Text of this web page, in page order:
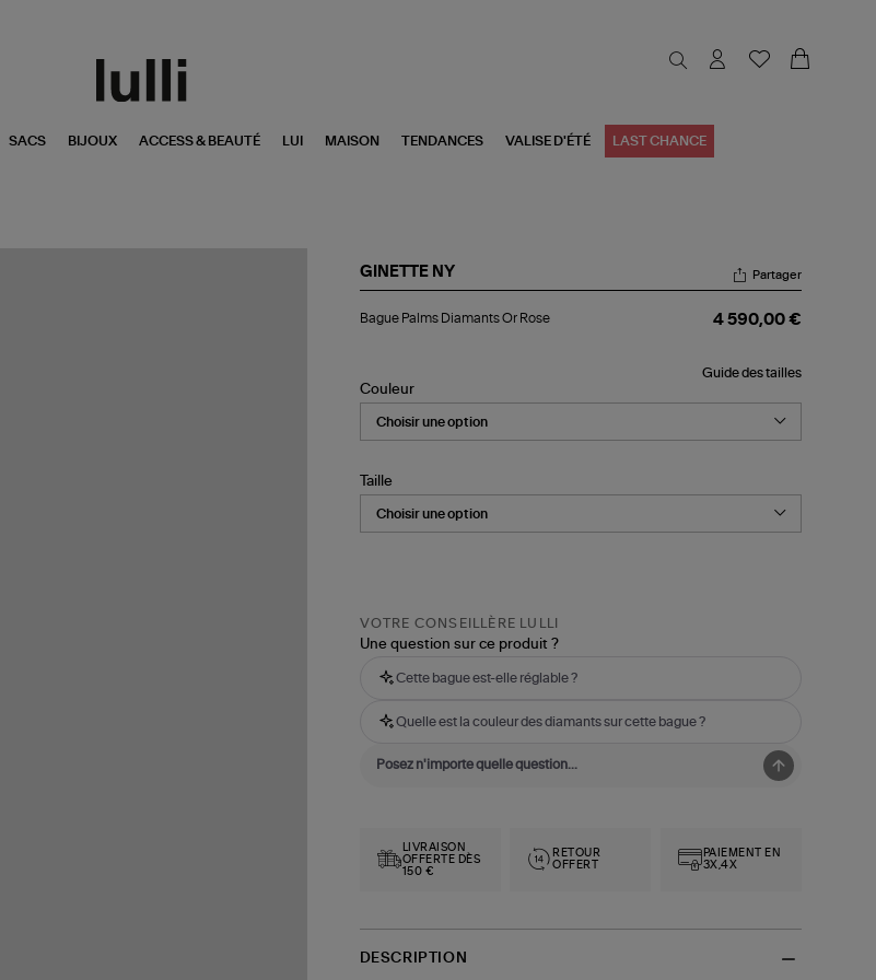
SACS BIJOUX ACCESS & BEAUTÉ LUI MAISON TENDANCES VALISE D'ÉTÉ LAST CHANCE
GINETTE NY
Palms
Partager
Bague Palms Diamants Or Rose 4 590,00 €
Guide des tailles
Couleur
Taille
VOTRE CONSEILLÈRE LULLI
Une question sur ce produit ?
Cette bague est-elle réglable ?
Quelle est la couleur des diamants sur cette bague ?
LIVRAISON
OFFERTE DÈS
150 €
RETOUR
OFFERT
PAIEMENT EN
3X,4X
DESCRIPTION